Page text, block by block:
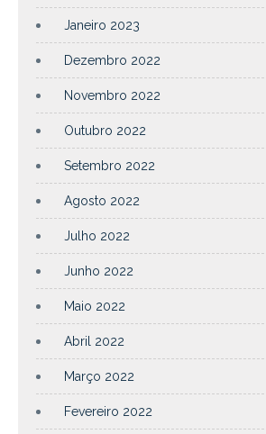
Janeiro 2023
Dezembro 2022
Novembro 2022
Outubro 2022
Setembro 2022
Agosto 2022
Julho 2022
Junho 2022
Maio 2022
Abril 2022
Março 2022
Fevereiro 2022